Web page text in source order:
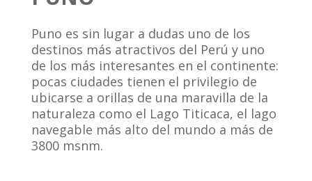
Puno es sin lugar a dudas uno de los
destinos más atractivos del Perú y uno
de los más interesantes en el continente:
pocas ciudades tienen el privilegio de
ubicarse a orillas de una maravilla de la
naturaleza como el Lago Titicaca, el lago
navegable más alto del mundo a más de
3800 msnm.